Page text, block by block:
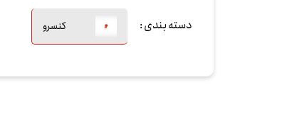
دسته بندی : کنسرو